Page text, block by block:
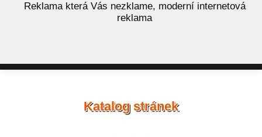
Reklama která Vás nezklame, moderní internetová
reklama
Katalog stránek